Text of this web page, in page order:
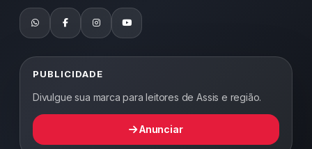
PUBLICIDADE
Divulgue sua marca para leitores de Assis e região.
Anunciar